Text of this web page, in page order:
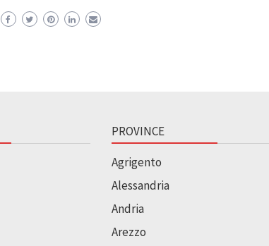
PROVINCE
Agrigento
Alessandria
Andria
Arezzo